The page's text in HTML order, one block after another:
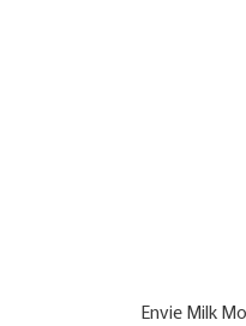
Envie Milk